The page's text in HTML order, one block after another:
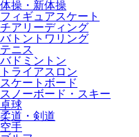
体操・新体操
フィギュアスケート
チアリーディング
バトントワリング
テニス
バドミントン
トライアスロン
スケートボード
スノーボード・スキー
卓球
柔道・剣道
空手